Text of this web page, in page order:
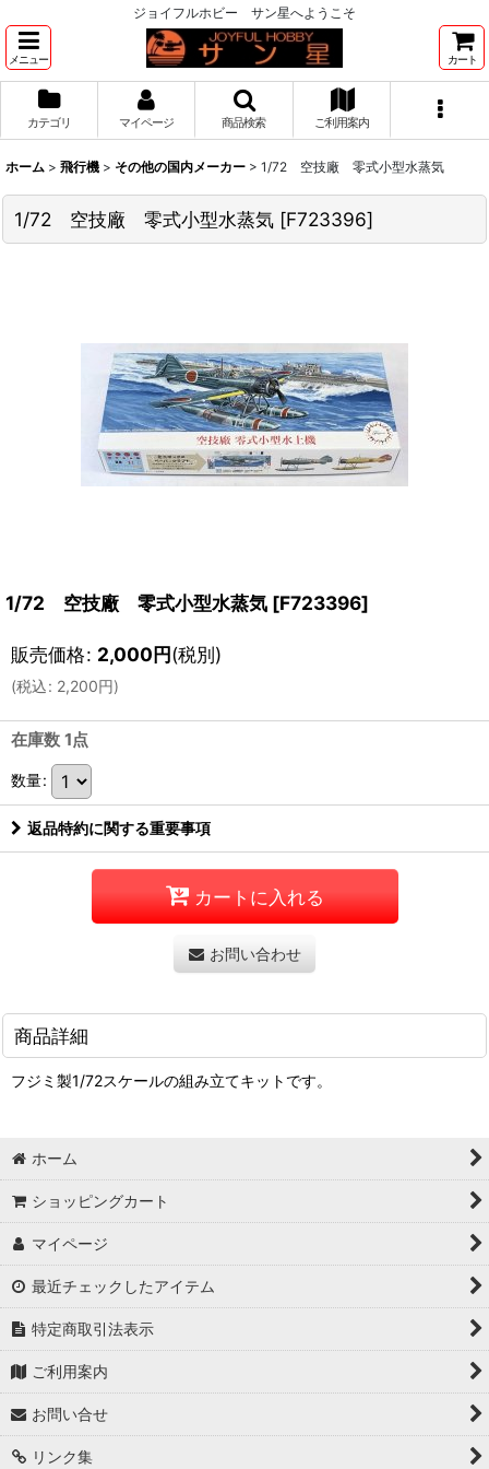
ジョイフルホビー サン星へようこそ
メニュー カート
カテゴリ マイページ 商品検索 ご利用案内
ホーム > 飛行機 > その他の国内メーカー > 1/72 空技廠 零式小型水蒸気
1/72 空技廠 零式小型水蒸気 [F723396]
1/72 空技廠 零式小型水蒸気 [F723396]
販売価格: 2,000円(税別)
(税込: 2,200円)
在庫数 1点
数量:
返品特約に関する重要事項
カートに入れる
お問い合わせ
商品詳細
フジミ製1/72スケールの組み立てキットです。
ホーム
ショッピングカート
マイページ
最近チェックしたアイテム
特定商取引法表示
ご利用案内
お問い合せ
リンク集